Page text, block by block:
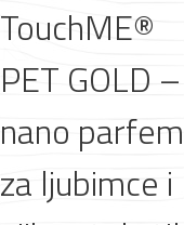
materijali pribor okućnica
TouchME®
PET GOLD –
nano parfem
za ljubimce i